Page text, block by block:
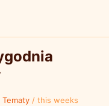
Tematy / this weeks